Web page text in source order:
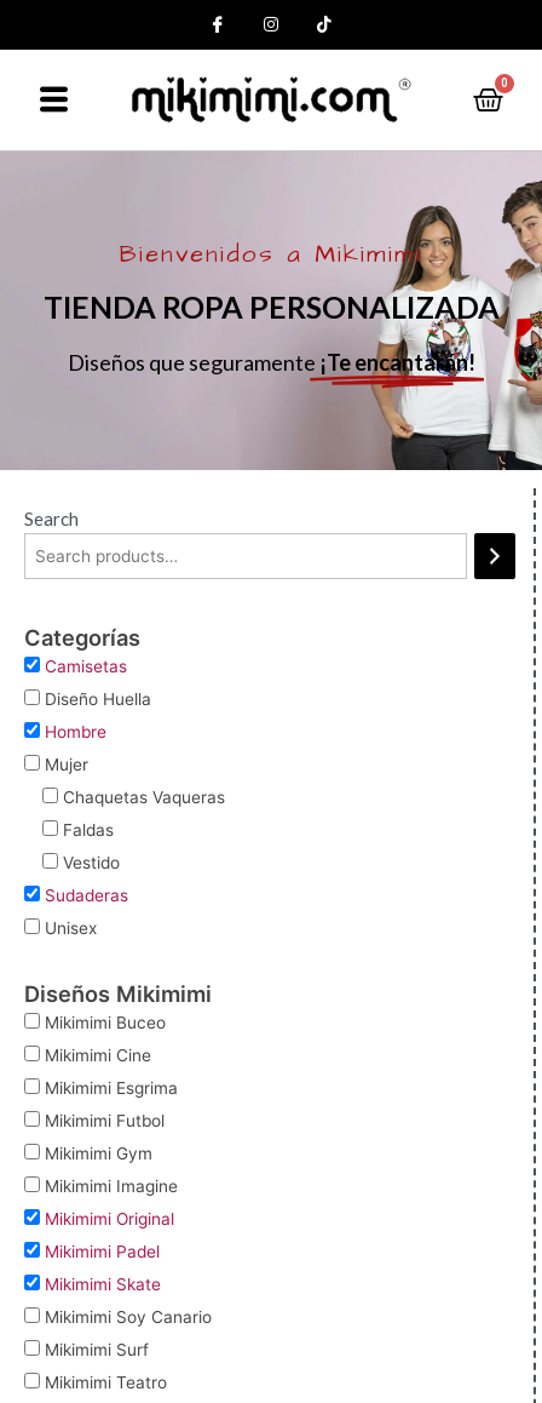
0
Bienvenidos a Mikimimi
TIENDA ROPA PERSONALIZADA
Diseños que seguramente ¡Te encantarán!
Search
Categorías
Camisetas
Diseño Huella
Hombre
Mujer
Chaquetas Vaqueras
Faldas
Vestido
Sudaderas
Unisex
Diseños Mikimimi
Mikimimi Buceo
Mikimimi Cine
Mikimimi Esgrima
Mikimimi Futbol
Mikimimi Gym
Mikimimi Imagine
Mikimimi Original
Mikimimi Padel
Mikimimi Skate
Mikimimi Soy Canario
Mikimimi Surf
Mikimimi Teatro